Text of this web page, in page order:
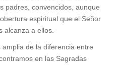
padres, convencidos, aunque
espiritual que el Señor
alcanza a ellos.
de la diferencia entre
en las Sagradas